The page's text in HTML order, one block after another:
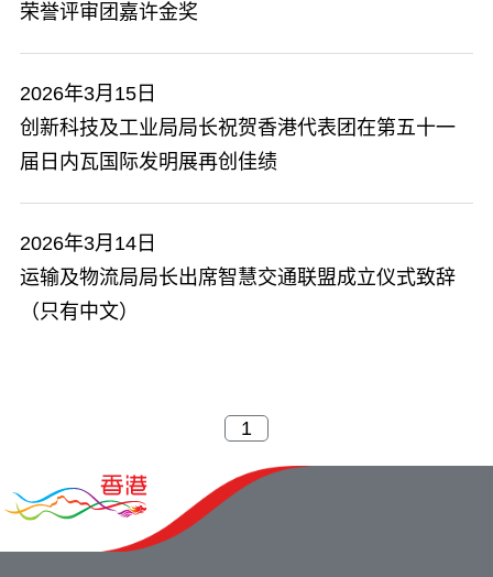
荣誉评审团嘉许金奖
2026年3月15日
创新科技及工业局局长祝贺香港代表团在第五十一
届日内瓦国际发明展再创佳绩
2026年3月14日
运输及物流局局长出席智慧交通联盟成立仪式致辞
（只有中文）